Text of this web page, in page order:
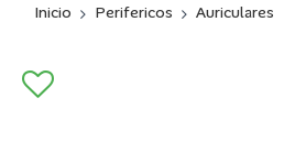
Inicio Perifericos Auriculares